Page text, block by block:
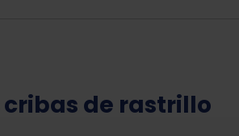
de rastrillo